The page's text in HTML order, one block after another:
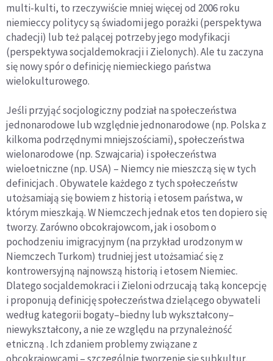
multi-kulti, to rzeczywiście mniej więcej od 2006 roku
niemieccy politycy są świadomi jego porażki (perspektywa
chadecji) lub też palącej potrzeby jego modyfikacji
(perspektywa socjaldemokracji i Zielonych). Ale tu zaczyna
się nowy spór o definicję niemieckiego państwa
wielokulturowego.
Jeśli przyjąć socjologiczny podział na społeczeństwa
jednonarodowe lub względnie jednonarodowe (np. Polska z
kilkoma podrzędnymi mniejszościami), społeczeństwa
wielonarodowe (np. Szwajcaria) i społeczeństwa
wieloetniczne (np. USA) – Niemcy nie mieszczą się w tych
definicjach . Obywatele każdego z tych społeczeństw
utożsamiają się bowiem z historią i etosem państwa, w
którym mieszkają. W Niemczech jednak etos ten dopiero się
tworzy. Zarówno obcokrajowcom, jak i osobom o
pochodzeniu imigracyjnym (na przykład urodzonym w
Niemczech Turkom) trudniej jest utożsamiać się z
kontrowersyjną najnowszą historią i etosem Niemiec.
Dlatego socjaldemokraci i Zieloni odrzucają taką koncepcję
i proponują definicję społeczeństwa dzielącego obywateli
według kategorii bogaty–biedny lub wykształcony–
niewykształcony, a nie ze względu na przynależność
etniczną . Ich zdaniem problemy związane z